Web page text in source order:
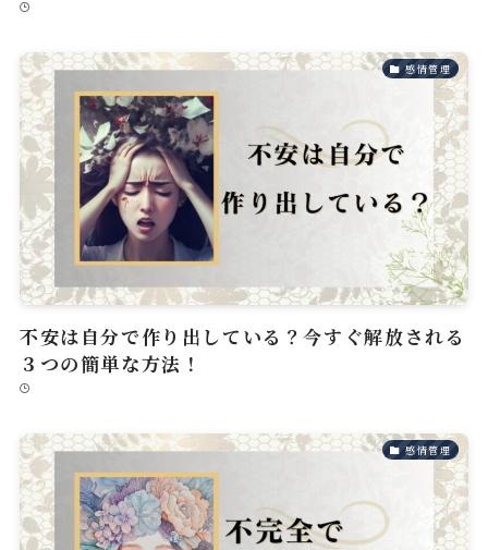
感情管理
不安は自分で作り出している？今すぐ解放される
３つの簡単な方法！
感情管理